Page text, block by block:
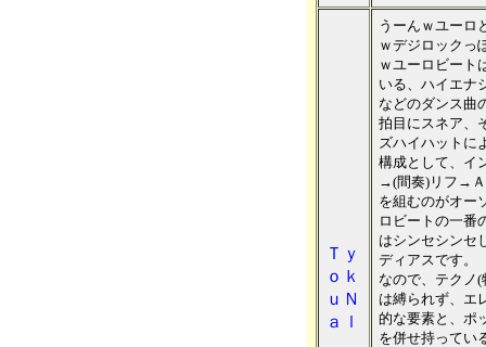
Ｔｙ
ｏｋ
ｕＮ
ａｌ
うーんｗユーロ
ｗデジロックっ
ｗユーロビート
いる、ハイエナ
などのダンス曲
拍目にスネア、
ズハイハットに
構成として、
→(間奏)リフ→
を組むのがオー
ロビートの一番
はシンセシンセ
ディアスです。
なので、テクノ
は縛られず、エ
的な要素と、ポ
を併せ持ってい